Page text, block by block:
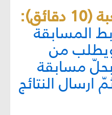
المسابقة
من
بحلّ مسابقة
ارسال النتائج